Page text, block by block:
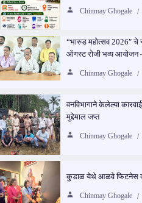
Chinmay Ghogale
“भारुड महोत्सव 2026″ चे
ऑगस्ट रोजी भव्य आयोजन
Chinmay Ghogale
वनविभागाने केलेल्या
मुद्देमाल जप्त
Chinmay Ghogale
कुडाळ येथे आळवे फिटनेस
Chinmay Ghogale